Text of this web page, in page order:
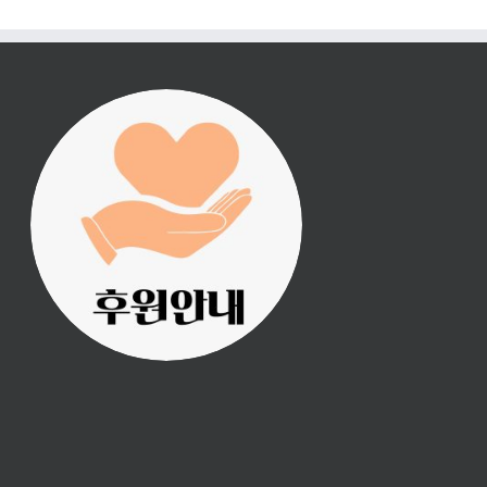
진리횃불 사역은 여러분
의 후원으로 이루어집니
다.